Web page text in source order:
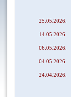
25.05.2026.
14.05.2026.
06.05.2026.
04.05.2026.
24.04.2026.